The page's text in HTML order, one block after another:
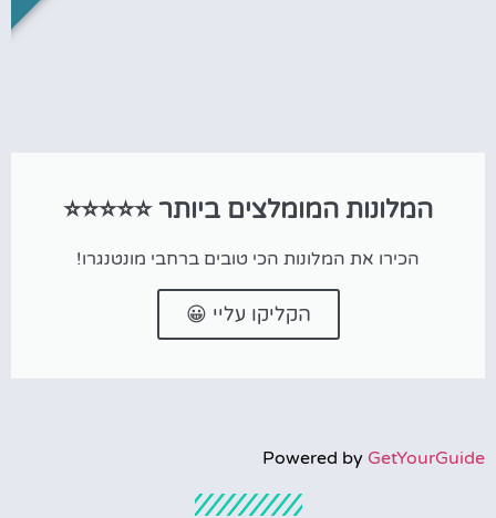
המלונות המומלצים ביותר ⭐⭐⭐⭐⭐
הכירו את המלונות הכי טובים ברחבי מונטנגרו!
הקליקו עליי 😀
Powered by GetYourGuide